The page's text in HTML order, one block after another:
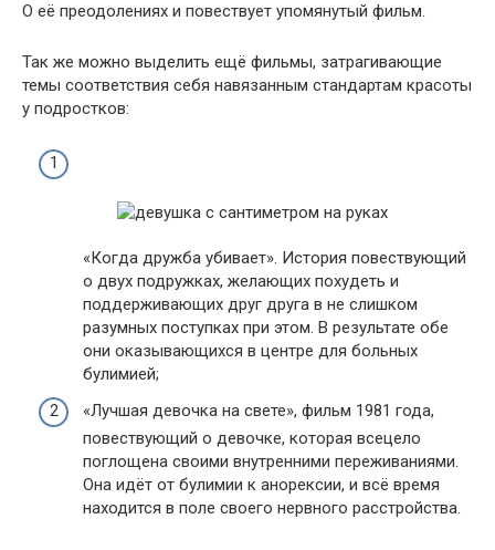
О её преодолениях и повествует упомянутый фильм.
Так же можно выделить ещё фильмы, затрагивающие
темы соответствия себя навязанным стандартам красоты
у подростков:
«Когда дружба убивает». История повествующий
о двух подружках, желающих похудеть и
поддерживающих друг друга в не слишком
разумных поступках при этом. В результате обе
они оказывающихся в центре для больных
булимией;
«Лучшая девочка на свете», фильм 1981 года,
повествующий о девочке, которая всецело
поглощена своими внутренними переживаниями.
Она идёт от булимии к анорексии, и всё время
находится в поле своего нервного расстройства.